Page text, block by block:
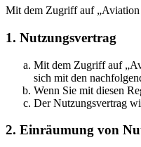
Mit dem Zugriff auf „Aviation
1. Nutzungsvertrag
Mit dem Zugriff auf
sich mit den
Wenn Sie mit diesen
Der Nutzungsvertrag
2. Einräumung von